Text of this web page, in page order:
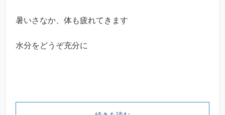
暑いさなか、体も疲れてきます
水分をどうぞ充分に